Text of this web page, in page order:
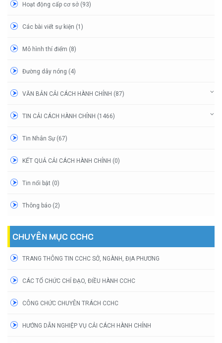
Hoạt động cấp cơ sở (93)
Các bài viết sự kiện (1)
Mô hình thí điểm (8)
Đường dây nóng (4)
VĂN BẢN CẢI CÁCH HÀNH CHÍNH (87)
TIN CẢI CÁCH HÀNH CHÍNH (1466)
Tin Nhân Sự (67)
KẾT QUẢ CẢI CÁCH HÀNH CHÍNH (0)
Tin nổi bật (0)
Thông báo (2)
CHUYÊN MỤC CCHC
TRANG THÔNG TIN CCHC SỞ, NGÀNH, ĐỊA PHƯƠNG
CÁC TỔ CHỨC CHỈ ĐẠO, ĐIỀU HÀNH CCHC
CÔNG CHỨC CHUYÊN TRÁCH CCHC
HƯỚNG DẪN NGHIỆP VỤ CẢI CÁCH HÀNH CHÍNH